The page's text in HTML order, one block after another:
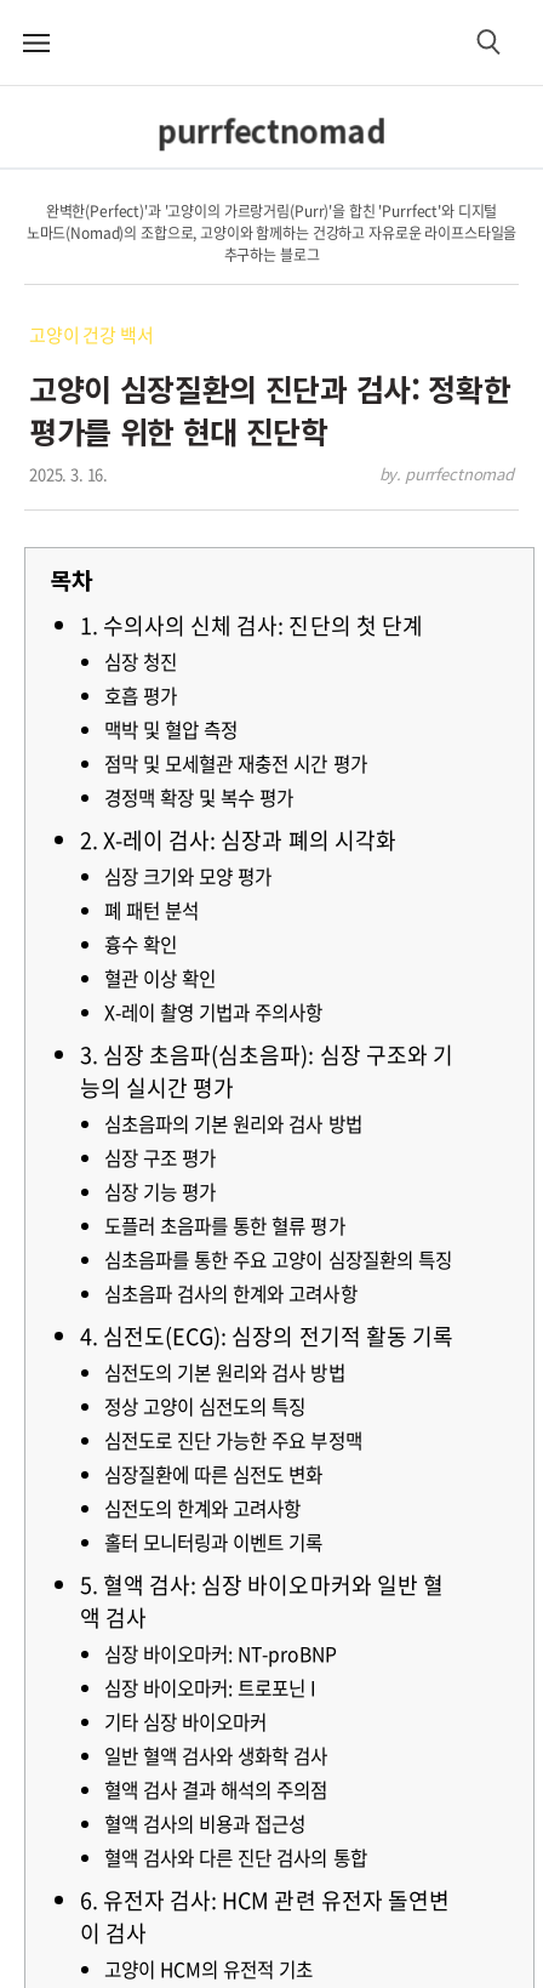
메
검
purrfectnomad
완벽한(Perfect)'과 '고양이의 가르랑거림(Purr)'을 합친 'Purrfect'와 디지털
노마드(Nomad)의 조합으로, 고양이와 함께하는 건강하고 자유로운 라이프스타일을
추구하는 블로그
고양이 건강 백서
고양이 심장질환의 진단과 검사: 정확한
평가를 위한 현대 진단학
2025. 3. 16. by. purrfectnomad
목차
1. 수의사의 신체 검사: 진단의 첫 단계
심장 청진
호흡 평가
맥박 및 혈압 측정
점막 및 모세혈관 재충전 시간 평가
경정맥 확장 및 복수 평가
2. X-레이 검사: 심장과 폐의 시각화
심장 크기와 모양 평가
폐 패턴 분석
흉수 확인
혈관 이상 확인
X-레이 촬영 기법과 주의사항
3. 심장 초음파(심초음파): 심장 구조와 기
능의 실시간 평가
심초음파의 기본 원리와 검사 방법
심장 구조 평가
심장 기능 평가
도플러 초음파를 통한 혈류 평가
심초음파를 통한 주요 고양이 심장질환의 특징
심초음파 검사의 한계와 고려사항
4. 심전도(ECG): 심장의 전기적 활동 기록
심전도의 기본 원리와 검사 방법
정상 고양이 심전도의 특징
심전도로 진단 가능한 주요 부정맥
심장질환에 따른 심전도 변화
심전도의 한계와 고려사항
홀터 모니터링과 이벤트 기록
5. 혈액 검사: 심장 바이오마커와 일반 혈
액 검사
심장 바이오마커: NT-proBNP
심장 바이오마커: 트로포닌 I
기타 심장 바이오마커
일반 혈액 검사와 생화학 검사
혈액 검사 결과 해석의 주의점
혈액 검사의 비용과 접근성
혈액 검사와 다른 진단 검사의 통합
6. 유전자 검사: HCM 관련 유전자 돌연변
이 검사
고양이 HCM의 유전적 기초